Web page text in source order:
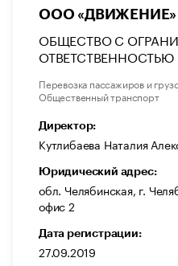
ООО «ДВИЖЕНИЕ»
ОБЩЕСТВО С
ОТВЕТСТВЕННОСТЬЮ
Перевозка пассажиров и
Общественный транспорт
Директор:
Кутлибаева Наталия
Юридический адрес:
обл. Челябинская, г.
офис 2
Дата регистрации:
27.09.2019